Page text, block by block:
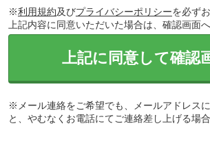
※利用規約及びプライバシーポリシーを必ず
上記内容に同意いただいた場合は、確認画面
上記に同意して確認
※メール連絡をご希望でも、メールアドレス
と、やむなくお電話にてご連絡差し上げる場